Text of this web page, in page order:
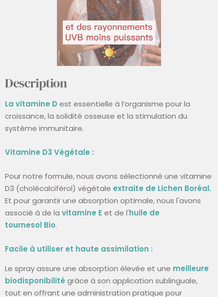
Description
La vitamine D est essentielle à l’organisme pour la
croissance, la solidité osseuse et la stimulation du
système immunitaire.
Vitamine D3 Végétale :
Pour notre formule, nous avons sélectionné une vitamine
D3 (cholécalciférol) végétale extraite de Lichen Boréal.
Et pour garantir une absorption optimale, nous l'avons
associé à de la vitamine E et de l'huile de
tournesol Bio.
Facile à utiliser et haute assimilation :
Le spray assure une absorption élevée et une meilleure
biodisponibilité grâce à son application sublinguale,
tout en offrant une administration pratique pour